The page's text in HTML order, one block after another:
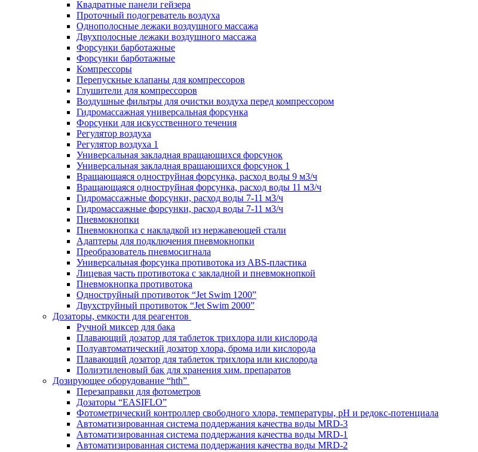
Квадратные панели гейзера
Проточный подогреватель воздуха
Однополосные лежаки воздушного массажа
Двухполосные лежаки воздушного массажа
Форсунки барботажные
Форсунки барботажные
Компрессоры
Перепускные клапаны для компрессоров
Глушители для компрессоров
Воздушные фильтры для очистки воздуха перед компрессором
Гидромассажная универсальная форсунка
Форсунки для искусственного течения
Регулятор воздуха
Регулятор воздуха 1
Универсальная закладная вращающихся форсунок
Универсальная закладная вращающихся форсунок 1
Вращающаяся одноструйная форсунка, расход воды 9 м3/ч
Вращающаяся одноструйная форсунка, расход воды 11 м3/ч
Гидромассажные форсунки, расход воды 7-11 м3/ч
Гидромассажные форсунки, расход воды 7-11 м3/ч
Пневмокнопки
Пневмокнопка с накладкой из нержавеющей стали
Адаптеры для подключения пневмокнопки
Преобразователь пневмосигнала
Универсальная форсунка противотока из ABS-пластика
Лицевая часть противотока с закладной и пневмокнопкой
Пневмокнопка противотока
Одноструйный противоток “Jet Swim 1200”
Двухструйный противоток “Jet Swim 2000”
Дозаторы, емкости для реагентов
Ручной миксер для бака
Плавающий дозатор для таблеток трихлора или кислорода
Полуавтоматический дозатор хлора, брома или кислорода
Плавающий дозатор для таблеток трихлора или кислорода
Полиэтиленовый бак для хранения хим. препаратов
Дозирующее оборудование “hth”
Перезаправки для фотометров
Дозаторы “EASIFLO”
Фотометрический контроллер свободного хлора, температуры, рН и редокс-потенциала
Автоматизированная система поддержания качества воды MRD-3
Автоматизированная система поддержания качества воды MRD-1
Автоматизированная система поддержания качества воды MRD-2